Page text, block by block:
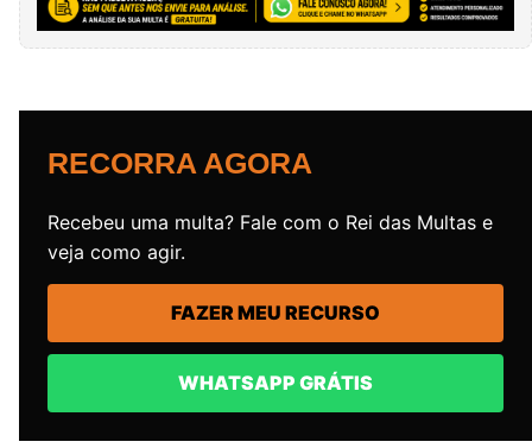
RECORRA AGORA
Recebeu uma multa? Fale com o Rei das Multas e
veja como agir.
FAZER MEU RECURSO
WHATSAPP GRÁTIS